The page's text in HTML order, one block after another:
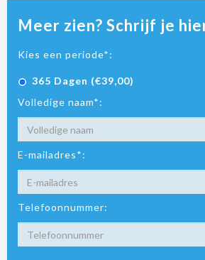
Meer zien? Schrijf je
Kies een periode*:
365 Dagen (€39,00)
Volledige naam*:
E-mailadres*:
Telefoonnummer: